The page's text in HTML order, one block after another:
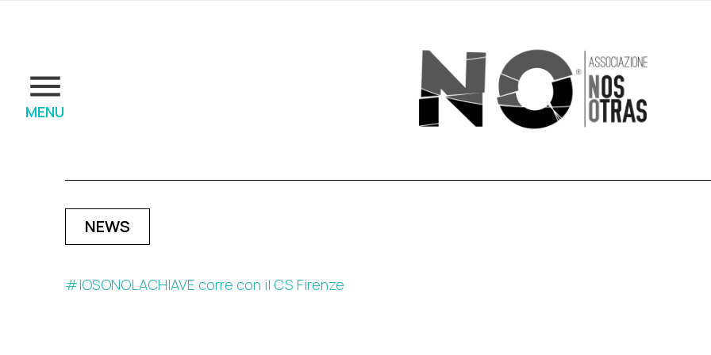
MENU
NEWS
#IOSONOLACHIAVE corre con il CS Firenze